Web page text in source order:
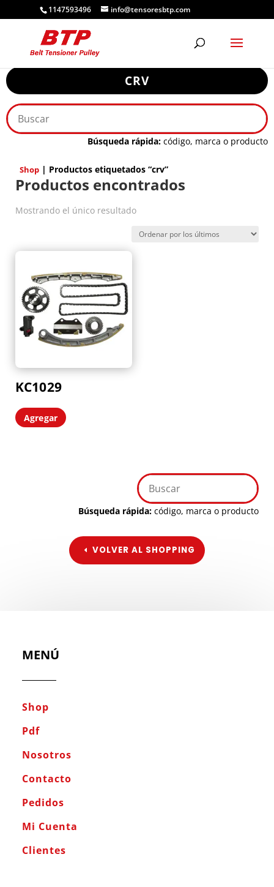
1147593496 info@tensoresbtp.com
CRV
Búsqueda rápida: código, marca o producto
Shop | Productos etiquetados “crv”
Productos encontrados
Mostrando el único resultado
KC1029
Agregar
Búsqueda rápida: código, marca o producto
VOLVER AL SHOPPING
MENÚ
Shop
Pdf
Nosotros
Contacto
Pedidos
Mi Cuenta
Clientes